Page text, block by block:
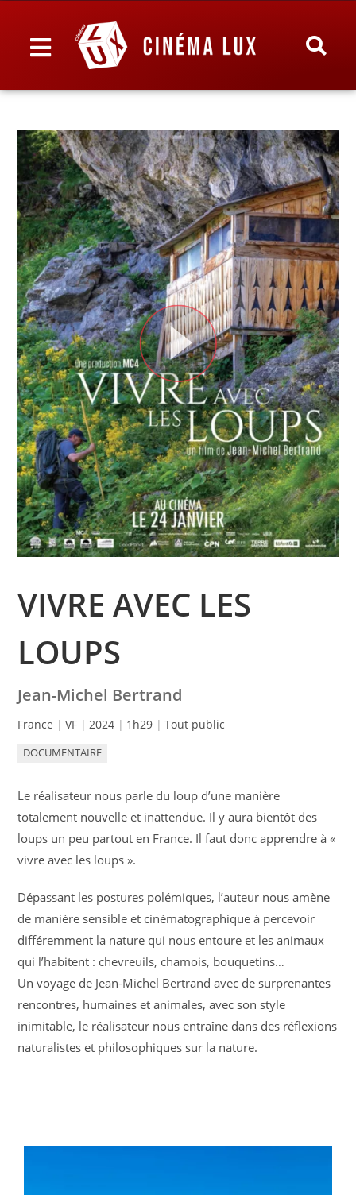
VIVRE AVEC LES
LOUPS
Jean-Michel Bertrand
France VF 2024 1h29 Tout public
DOCUMENTAIRE
Le réalisateur nous parle du loup d’une manière
totalement nouvelle et inattendue. Il y aura bientôt des
loups un peu partout en France. Il faut donc apprendre à «
vivre avec les loups ».
Dépassant les postures polémiques, l’auteur nous amène
de manière sensible et cinématographique à percevoir
différemment la nature qui nous entoure et les animaux
qui l’habitent : chevreuils, chamois, bouquetins…
Un voyage de Jean-Michel Bertrand avec de surprenantes
rencontres, humaines et animales, avec son style
inimitable, le réalisateur nous entraîne dans des réflexions
naturalistes et philosophiques sur la nature.